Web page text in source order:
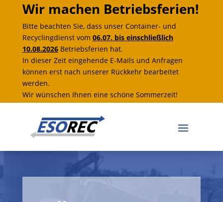
Wir machen Betriebsferien!
Bitte beachten Sie, dass unser Container- und
Recyclingdienst vom 06.07. bis einschließlich
10.08.2026Betriebsferien hat.
In dieser Zeit eingehende E-Mails und Anfragen
können erst nach unserer Rückkehr bearbeitet
werden.
Wir wünschen Ihnen eine schöne Sommerzeit!